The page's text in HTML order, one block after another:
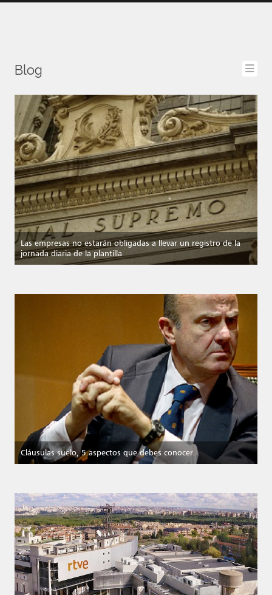
Compliance en PYMES
El control de la retribución de los
administradores
Deberes y responsabilidad de los
administradores en las PYMES (El buen
gobierno en las sociedades cerradas: ¿hay
Buen gobierno y transparencia. Herramientas
para su gestión en pequeñas y medianas
empresas
Blog
Las empresas no estarán obligadas a llevar un registro de la
jornada diaria de la plantilla
Cláusulas suelo, 5 aspectos que debes conocer